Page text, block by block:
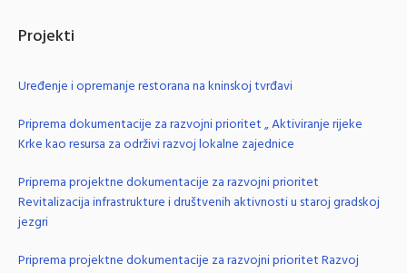
Projekti
Uređenje i opremanje restorana na kninskoj tvrđavi
Priprema dokumentacije za razvojni prioritet „ Aktiviranje rijeke
Krke kao resursa za održivi razvoj lokalne zajednice
Priprema projektne dokumentacije za razvojni prioritet
Revitalizacija infrastrukture i društvenih aktivnosti u staroj gradskoj
jezgri
Priprema projektne dokumentacije za razvojni prioritet Razvoj